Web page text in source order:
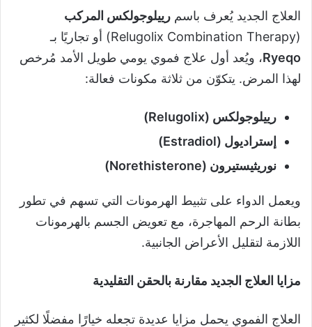
العلاج الجديد يُعرف باسم رييلوجولكس المركب
(Relugolix Combination Therapy) أو تجاريًا بـ
Ryeqo، ويُعد أول علاج فموي يومي طويل الأمد مُرخص
لهذا المرض. يتكوّن من ثلاثة مكونات فعالة:
رييلوجولكس (Relugolix)
إستراديول (Estradiol)
نوريثيستيرون (Norethisterone)
ويعمل الدواء على تثبيط الهرمونات التي تسهم في تطور
بطانة الرحم المهاجرة، مع تعويض الجسم بالهرمونات
اللازمة لتقليل الأعراض الجانبية.
مزايا العلاج الجديد مقارنة بالحقن التقليدية
العلاج الفموي يحمل مزايا عديدة تجعله خيارًا مفضلًا لكثير